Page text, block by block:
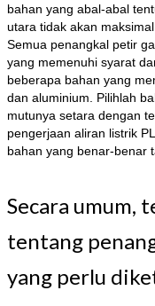
bahan yang abal-abal
utara tidak akan
Semua penangkal petir
yang memenuhi syarat
beberapa bahan yang
dan aluminium. Pilihlah
mutunya setara dengan
pengerjaan aliran listrik
bahan yang benar-benar
Secara umum,
tentang
yang perlu